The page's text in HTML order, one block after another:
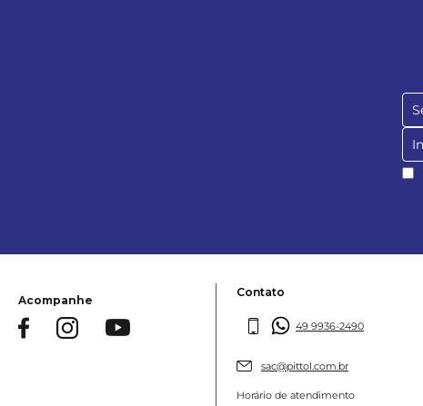
Acompanhe
Contato
49 9936-2490
sac@pittol.com.br
Horário de atendimento